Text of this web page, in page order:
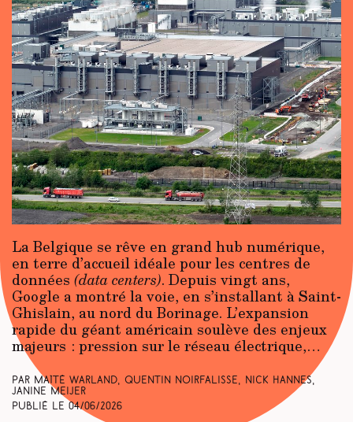
La Belgique se rêve en grand hub numérique,
en terre d’accueil idéale pour les centres de
données (data centers). Depuis vingt ans,
Google a montré la voie, en s’installant à Saint-
Ghislain, au nord du Borinage. L’expansion
rapide du géant américain soulève des enjeux
majeurs : pression sur le réseau électrique,…
Par Maïté Warland, Quentin Noirfalisse, Nick Hannes,
Janine Meijer
Publié le 04/06/2026